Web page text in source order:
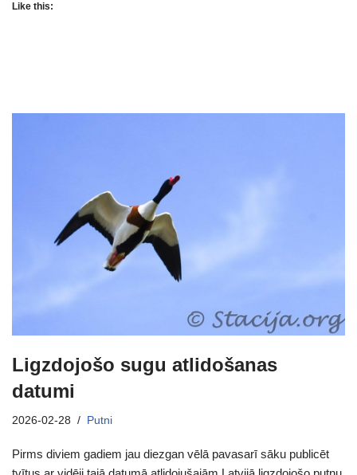
Like this:
Ligzdojošo sugu atlidošanas
datumi
2026-02-28 Putni
Pirms diviem gadiem jau diezgan vēlā pavasarī sāku publicēt